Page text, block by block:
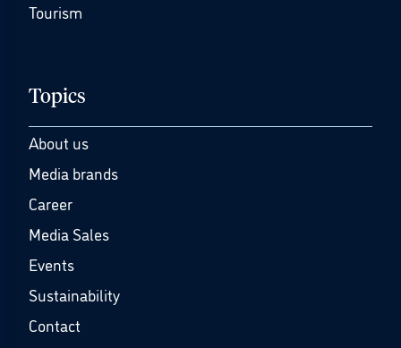
Tourism
Topics
About us
Media brands
Career
Media Sales
Events
Sustainability
Contact